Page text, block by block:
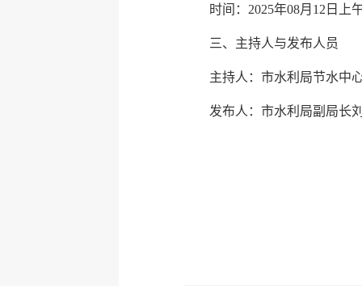
时间：2025年08月12日上
三、主持人与发布人员
主持人：市水利局节水中
发布人：市水利局副局长